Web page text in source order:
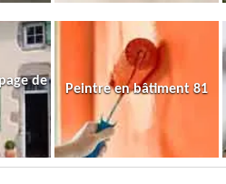
de
Peintre en bâtiment 81